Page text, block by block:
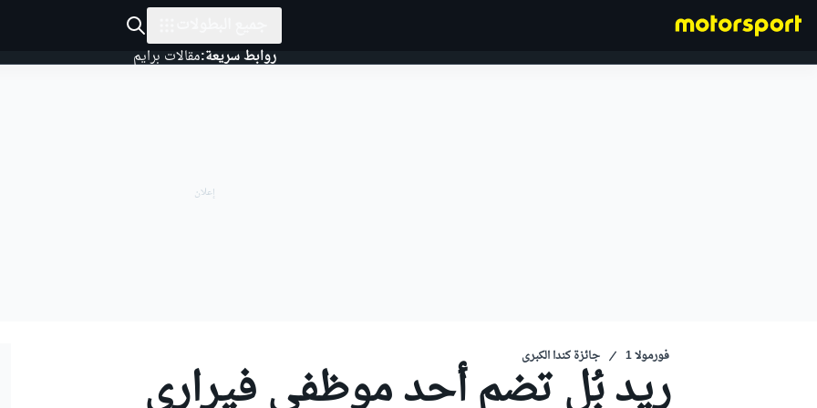
روابط سريعة:مقالات برايم
فورمولا 1 جائزة كندا الكبرى
ريد بُل تضم أحد موظفي فيراري